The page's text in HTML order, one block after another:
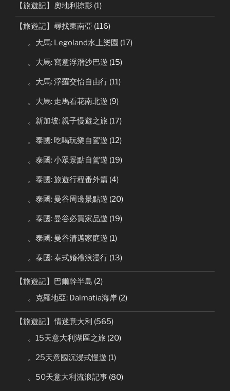
【旅遊記】奧地利掠影 (1)
【旅遊記】尋找東南亞 (116)
。大馬: Legoland水上樂園 (17)
。大馬: 寫意浮潛沙巴遊 (15)
。大馬: 浮羅交怡自由行 (11)
。大馬: 走馬看花南北遊 (9)
。新加坡: 親子慢遊之旅 (17)
。泰國: 吃喝玩樂自駕遊 (12)
。泰國: 小眾景點自駕遊 (19)
。泰國: 旅遊行程番外篇 (4)
。泰國: 曼谷周邊景點遊 (20)
。泰國: 曼谷必買家品遊 (19)
。泰國: 曼谷清邁家庭遊 (1)
。泰國: 泰式婚禮浪漫行 (13)
【旅遊記】巴爾幹半島 (2)
。克羅地亞: Dalmatia海岸 (2)
【旅遊記】情迷意大利 (565)
。15天意大利湖區之旅 (20)
。25天意國沉浸式慢遊 (1)
。50天意大利流浪記事 (80)